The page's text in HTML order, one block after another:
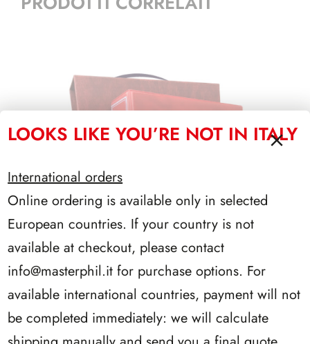
RACCOGLITORI PER BOLLETTINI ILLUSTRATIVI
LOOKS LIKE YOU’RE NOT IN ITALY
International orders
Online ordering is available only in selected
European countries. If your country is not
available at checkout, please contact
info@masterphil.it for purchase options. For
available international countries, payment will not
be completed immediately: we will calculate